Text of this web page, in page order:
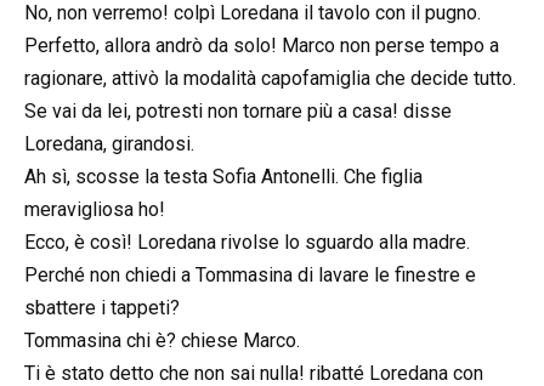
No, non verremo! colpì Loredana il tavolo con il pugno.
Perfetto, allora andrò da solo! Marco non perse tempo a
ragionare, attivò la modalità capofamiglia che decide tutto.
Se vai da lei, potresti non tornare più a casa! disse
Loredana, girandosi.
Ah sì, scosse la testa Sofia Antonelli. Che figlia
meravigliosa ho!
Ecco, è così! Loredana rivolse lo sguardo alla madre.
Perché non chiedi a Tommasina di lavare le finestre e
sbattere i tappeti?
Tommasina chi è? chiese Marco.
Ti è stato detto che non sai nulla! ribatté Loredana con